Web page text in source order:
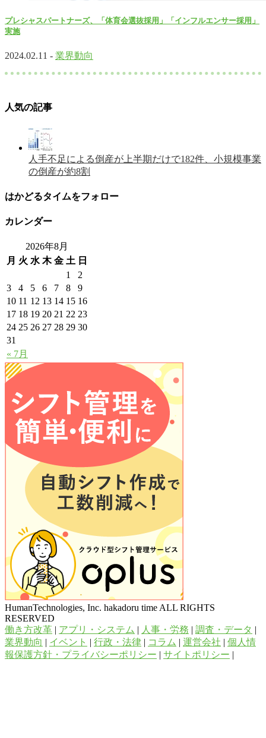
プレシャスパートナーズ、「体育会選抜採用」「インフルエンサー採用」
実施
2024.02.11 - 業界動向
人気の記事
人手不足による倒産が上半期だけで182件、小規模事業
の倒産が約8割
はかどるタイムをフォロー
カレンダー
2026年8月
月 火 水 木 金 土 日
« 7月
1
2
3
4 5 6 7 8
9
10 11 12 13 14 15 16
17 18 19 20 21 22 23
24 25 26 27 28 29 30
31
HumanTechnologies, Inc. hakadoru time ALL RIGHTS
RESERVED
働き方改革 | アプリ・システム | 人事・労務 | 調査・データ |
業界動向 | イベント | 行政・法律 | コラム | 運営会社 | 個人情
報保護方針・プライバシーポリシー | サイトポリシー |